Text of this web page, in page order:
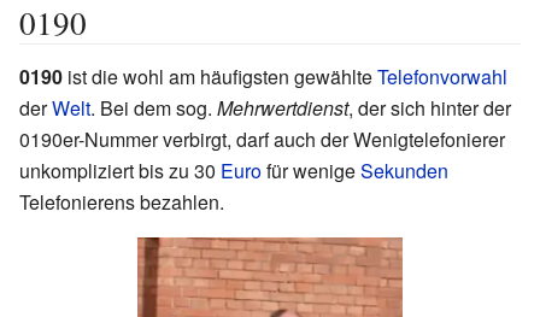
0190
0190 ist die wohl am häufigsten gewählteTelefonvorwahl
derWelt. Bei dem sog. Mehrwertdienst, der sich hinter der
0190er-Nummer verbirgt, darf auch der Wenigtelefonierer
unkompliziert bis zu 30 Eurofür wenigeSekunden
Telefonierens bezahlen.